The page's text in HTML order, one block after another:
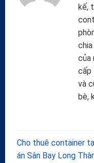
kế,
của
cấp
và
bè,
Cho thuê container
án Sân Bay Long